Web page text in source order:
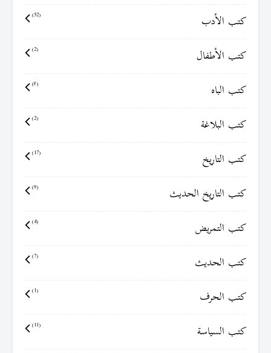
كتب الأدب (52)
كتب الأطفال (2)
كتب الباه (8)
كتب البلاغة (2)
كتب التاريخ (17)
كتب التاريخ الحديث (9)
كتب التمريض (4)
كتب الحديث (7)
كتب الحرف (1)
كتب السياسة (11)